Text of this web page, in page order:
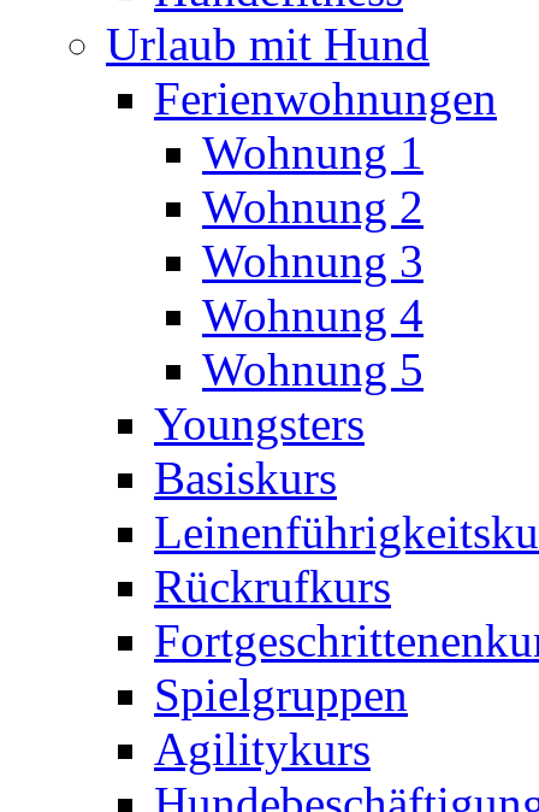
Urlaub mit Hund
Ferienwohnungen
Wohnung 1
Wohnung 2
Wohnung 3
Wohnung 4
Wohnung 5
Youngsters
Basiskurs
Rückrufkurs
Spielgruppen
Agilitykurs